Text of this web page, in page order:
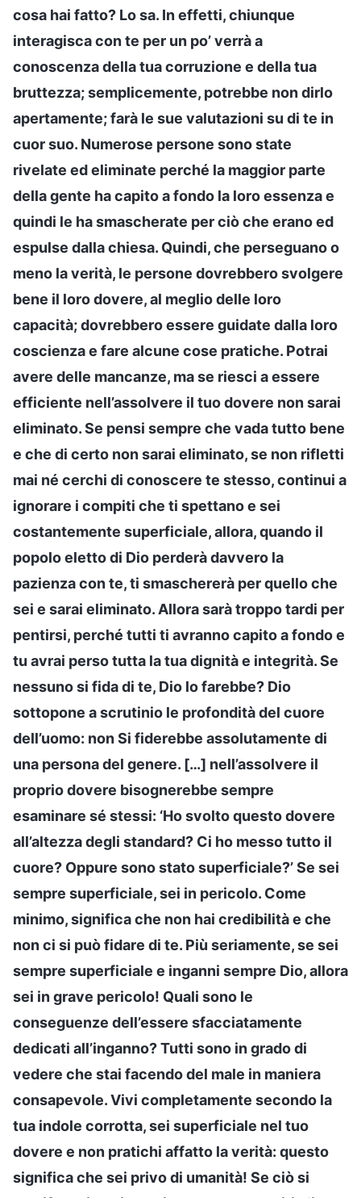
cosa hai fatto? Lo sa. In effetti, chiunque
interagisca con te per un po’ verrà a
conoscenza della tua corruzione e della tua
bruttezza; semplicemente, potrebbe non dirlo
apertamente; farà le sue valutazioni su di te in
cuor suo. Numerose persone sono state
rivelate ed eliminate perché la maggior parte
della gente ha capito a fondo la loro essenza e
quindi le ha smascherate per ciò che erano ed
espulse dalla chiesa. Quindi, che perseguano o
meno la verità, le persone dovrebbero svolgere
bene il loro dovere, al meglio delle loro
capacità; dovrebbero essere guidate dalla loro
coscienza e fare alcune cose pratiche. Potrai
avere delle mancanze, ma se riesci a essere
efficiente nell’assolvere il tuo dovere non sarai
eliminato. Se pensi sempre che vada tutto bene
e che di certo non sarai eliminato, se non rifletti
mai né cerchi di conoscere te stesso, continui a
ignorare i compiti che ti spettano e sei
costantemente superficiale, allora, quando il
popolo eletto di Dio perderà davvero la
pazienza con te, ti smaschererà per quello che
sei e sarai eliminato. Allora sarà troppo tardi per
pentirsi, perché tutti ti avranno capito a fondo e
tu avrai perso tutta la tua dignità e integrità. Se
nessuno si fida di te, Dio lo farebbe? Dio
sottopone a scrutinio le profondità del cuore
dell’uomo: non Si fiderebbe assolutamente di
una persona del genere. […] nell’assolvere il
proprio dovere bisognerebbe sempre
esaminare sé stessi: ‘Ho svolto questo dovere
all’altezza degli standard? Ci ho messo tutto il
cuore? Oppure sono stato superficiale?’ Se sei
sempre superficiale, sei in pericolo. Come
minimo, significa che non hai credibilità e che
non ci si può fidare di te. Più seriamente, se sei
sempre superficiale e inganni sempre Dio, allora
sei in grave pericolo! Quali sono le
conseguenze dell’essere sfacciatamente
dedicati all’inganno? Tutti sono in grado di
vedere che stai facendo del male in maniera
consapevole. Vivi completamente secondo la
tua indole corrotta, sei superficiale nel tuo
dovere e non pratichi affatto la verità: questo
significa che sei privo di umanità! Se ciò si